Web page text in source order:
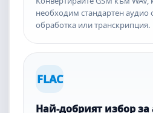
необходим стандартен аудио
обработка или транскрипция.
FLAC
Най-добрият избор